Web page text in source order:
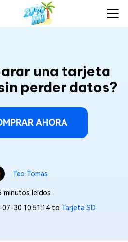
una tarjeta
perder datos?
AHORA
Teo Tomás
minutos leídos
30 10:51:14 to Tarjeta SD